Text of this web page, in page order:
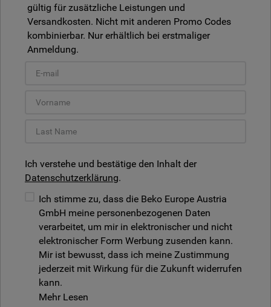
gültig für zusätzliche Leistungen und
Versandkosten. Nicht mit anderen Promo Codes
kombinierbar. Nur erhältlich bei erstmaliger
Anmeldung.
Ich verstehe und bestätige den Inhalt der
Datenschutzerklärung.
Ich stimme zu, dass die Beko Europe Austria
GmbH meine personenbezogenen Daten
verarbeitet, um mir in elektronischer und nicht
elektronischer Form Werbung zusenden kann.
Mir ist bewusst, dass ich meine Zustimmung
jederzeit mit Wirkung für die Zukunft widerrufen
kann.
Mehr Lesen